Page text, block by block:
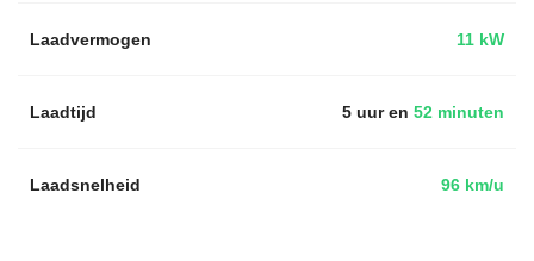
Laadvermogen 11 kW
Laadtijd 5 uur en 52 minuten
Laadsnelheid 96 km/u